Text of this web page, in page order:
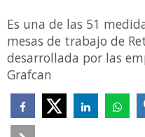
Es una de las 51
mesas de trabajo de
desarrollada por las
Grafcan